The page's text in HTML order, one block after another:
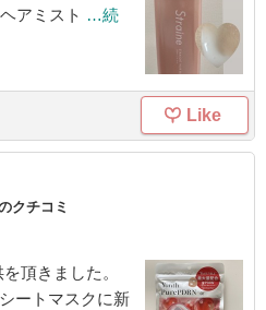
アミスト …続
Like
クチコミ
頂きました。
ートマスクに新